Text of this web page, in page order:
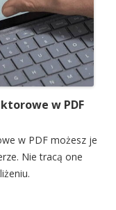
w PDF
w PDF możesz je
Nie tracą one